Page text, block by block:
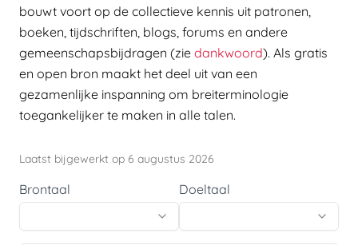
bouwt voort op de collectieve kennis uit patronen,
boeken, tijdschriften, blogs, forums en andere
gemeenschapsbijdragen (zie dankwoord). Als gratis
en open bron maakt het deel uit van een
gezamenlijke inspanning om breiterminologie
toegankelijker te maken in alle talen.
Laatst bijgewerkt op 6 augustus 2026
Brontaal Doeltaal